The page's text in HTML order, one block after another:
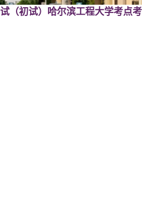
（初试）哈尔滨工程大学考点考